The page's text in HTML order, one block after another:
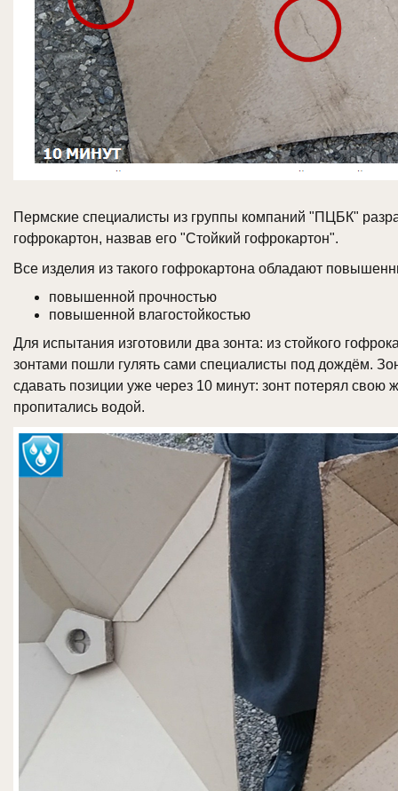
Пермские специалисты из группы компаний "ПЦБК"
гофрокартон, назвав его "Стойкий гофрокартон".
Все изделия из такого гофрокартона обладают
повышенной прочностью
повышенной влагостойкостью
Для испытания изготовили два зонта: из стойкого
зонтами пошли гулять сами специалисты под дождём.
сдавать позиции уже через 10 минут: зонт потерял свою
пропитались водой.